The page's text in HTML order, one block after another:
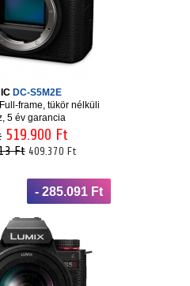
DC-S5M2E
frame, tükör nélküli
5 év garancia
519.900 Ft
Ft 409.370 Ft
- 285.091 Ft